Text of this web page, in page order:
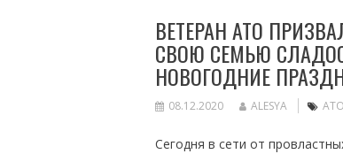
ВЕТЕРАН АТО
СВОЮ СЕМЬЮ
НОВОГОДНИЕ
08.12.2020 ALESYA АТО
Сегодня в сети от